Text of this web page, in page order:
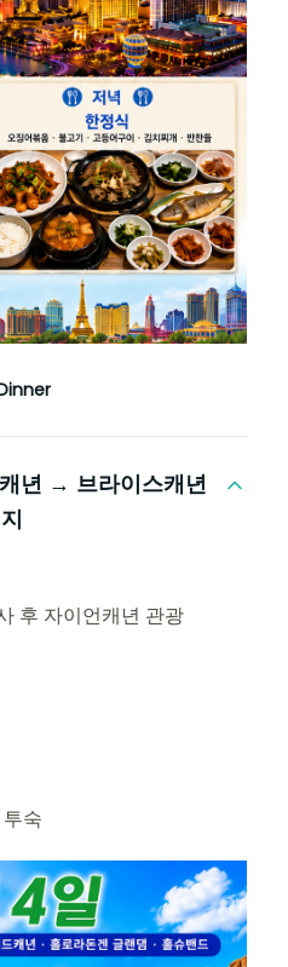
년 → 브라이스캐년
후 자이언캐년 관광
숙